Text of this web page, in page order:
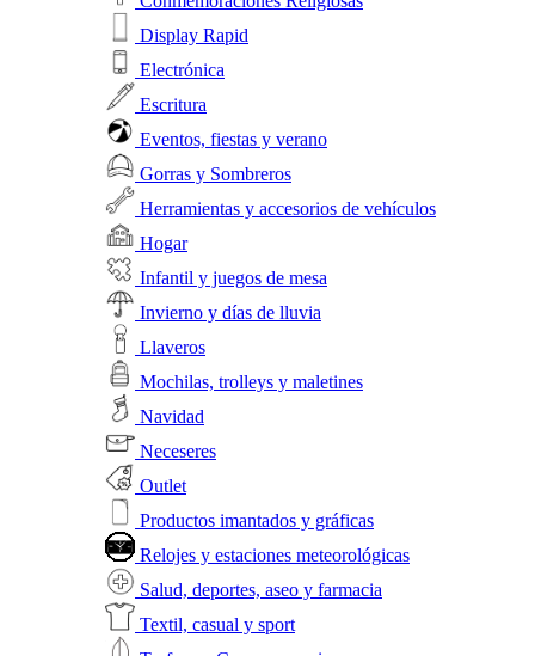
Display Rapid
Electrónica
Escritura
Eventos, fiestas y verano
Gorras y Sombreros
Herramientas y accesorios de vehículos
Hogar
Infantil y juegos de mesa
Invierno y días de lluvia
Llaveros
Mochilas, trolleys y maletines
Navidad
Neceseres
Outlet
Productos imantados y gráficas
Relojes y estaciones meteorológicas
Salud, deportes, aseo y farmacia
Textil, casual y sport